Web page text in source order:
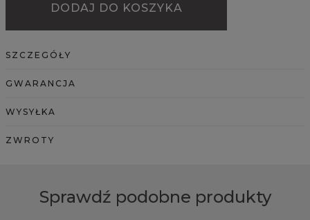
DODAJ DO KOSZYKA
SZCZEGÓŁY
GWARANCJA
WYSYŁKA
ZWROTY
Sprawdź podobne produkty